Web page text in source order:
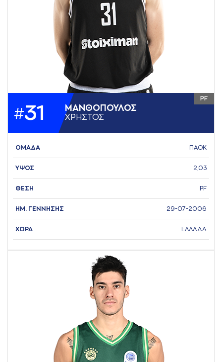
#31 ΜAΝΘΟΠΟΥΛΟΣ
ΧΡΗΣΤΟΣ
PF
ΟΜΑΔΑ ΠΑΟΚ
ΥΨΟΣ 2,03
ΘΕΣΗ PF
ΗΜ. ΓΕΝΝΗΣΗΣ 29-07-2006
ΧΩΡΑ ΕΛΛΑΔΑ